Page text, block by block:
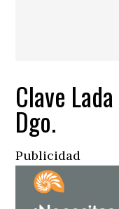
Clave
Dgo.
Publicidad